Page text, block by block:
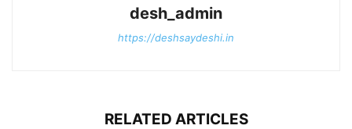
desh_admin
https://deshsaydeshi.in
RELATED ARTICLES